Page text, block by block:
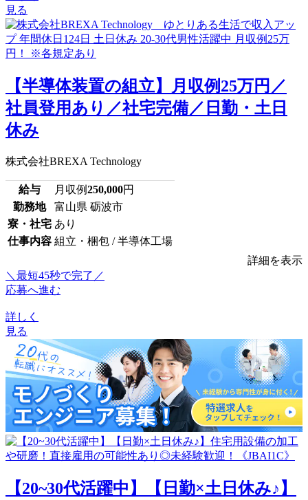
見る
【半導体装置の組立】月収例25万円／
社員登用あり／社宅完備／日勤・土日
休み
株式会社BREXA Technology
給与 月収例250,000円
勤務地
富山県 砺波市
寮・社宅 あり
仕事内容 組立・梱包 / 半導体工場
詳細を表示
＼最短45秒で完了／
応募へ進む
詳しく
見る
【20~30代活躍中】【日勤×土日休み♪】